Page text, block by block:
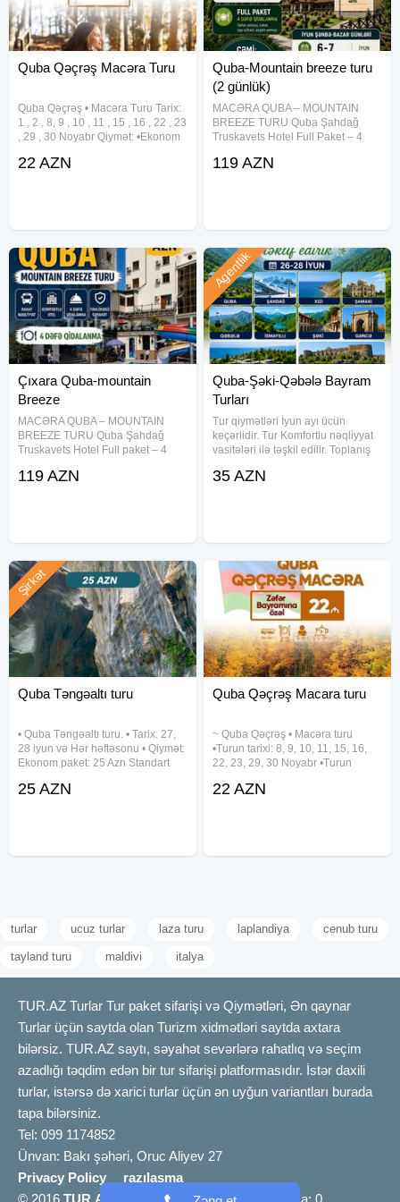
Quba Qəçrəş Macəra Turu
Quba Qəçrəş • Macəra Turu Tarix:
1 , 2 , 8, 9 , 10 , 11 , 15 , 16 , 22 , 23
, 29 , 30 Noyabr Qiymət: •Ekonom
Azn Qiymətə daxildir: •Nəqliyyat
22 AZN
Quba-Mountain breeze turu
(2 günlük)
MACƏRA QUBA – MOUNTAIN
BREEZE TURU Quba Şahdağ
Truskavets Hotel Full Paket – 4
━━━━━━━━━━━━━━ Tarixlər: • 6-7
119 AZN
Çıxara Quba-mountain
Breeze
MACƏRA QUBA – MOUNTAIN
BREEZE TURU Quba Şahdağ
Truskavets Hotel Full paket – 4
━━━━━━━━━━━━━━ Tarixlər: 2-3, 9-
119 AZN
Quba-Şəki-Qəbələ Bayram
Turları
Tur qiymətləri İyun ayı ücün
keçərlidir. Tur Komfortlu nəqliyyat
vasitələri ilə təşkil edilir. Toplanış
Gənclik M/s-dan 20 Yanvar m/s-sı
Agentlik
35 AZN
Quba Təngəaltı turu
• Quba Təngəaltı turu. • Tarix: 27,
28 iyun və Hər həftəsonu • Qiymət:
Ekonom paket: 25 Azn Standart
Nəqliyyat xidməti Ekskursiyalar
Şirkət
25 AZN
Quba Qəçrəş Macara turu
~ Quba Qəçrəş • Macəra turu
•Turun tarixi: 8, 9, 10, 11, 15, 16,
22, 23, 29, 30 Noyabr •Turun
•Standart paket: 27 azn ✓Qiymətə
22 AZN
turlar ucuz turlar laza turu laplandiya cenub turu
tayland turu maldivi italya
TUR.AZ Turlar Tur paket sifarişi və Qiymətləri, Ən qaynar
Turlar üçün saytda olan Turizm xidmətləri saytda axtara
bilərsiz. TUR.AZ saytı, səyahət sevərlərə rahatlıq və seçim
azadlığı təqdim edən bir tur sifarişi platformasıdır. İstər daxili
turlar, istərsə də xarici turlar üçün ən uyğun variantları burada
tapa bilərsiniz.
Tel: 099 1174852
Ünvan: Bakı şəhəri, Oruc Aliyev 27
Privacy Policy
razılaşma